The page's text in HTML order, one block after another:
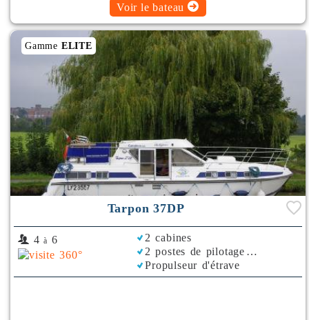
Voir le bateau
Gamme ELITE
Tarpon 37DP
4 à 6
2 cabines
2 postes de pilotage
Propulseur d'étrave
Climatisation